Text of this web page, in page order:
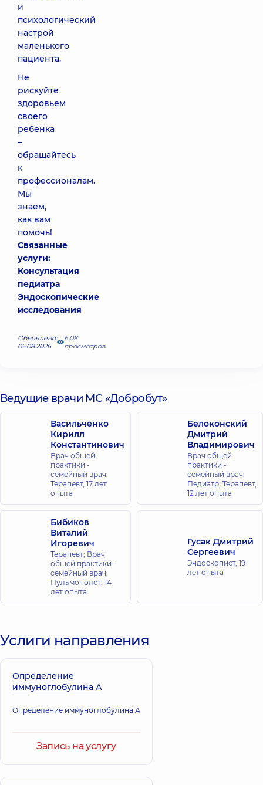
и
психологический
настрой
маленького
пациента.
Не
рискуйте
здоровьем
своего
ребенка
–
обращайтесь
к
профессионалам.
Мы
знаем,
как вам
помочь!
Связанные
услуги:
Консультация
педиатра
Эндоскопические
исследования
Обновлено:
05.08.2026
6.0К
просмотров
Ведущие врачи МС «Добробут»
Васильченко
Кирилл
Константинович
Врач общей
практики -
семейный врач;
Терапевт, 17 лет
опыта
Белоконский
Дмитрий
Владимирович
Врач общей
практики -
семейный врач;
Педиатр; Терапевт,
12 лет опыта
Бибиков
Виталий
Игоревич
Терапевт; Врач
общей практики -
семейный врач;
Пульмонолог, 14
лет опыта
Гусак Дмитрий
Сергеевич
Эндоскопист, 19
лет опыта
Услиги направления
Определение
иммуноглобулина А
Определение иммуноглобулина А
Запись на услугу